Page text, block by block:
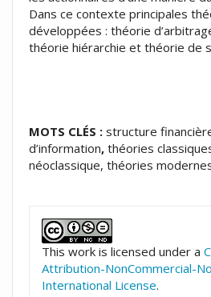
Dans ce contexte principales
développées : théorie
théorie hiérarchie et théorie de
MOTS CLÉS : structure
d’information, théories
néoclassique, théories
This work is licensed under a
Attribution-NonCommercial-
International License.